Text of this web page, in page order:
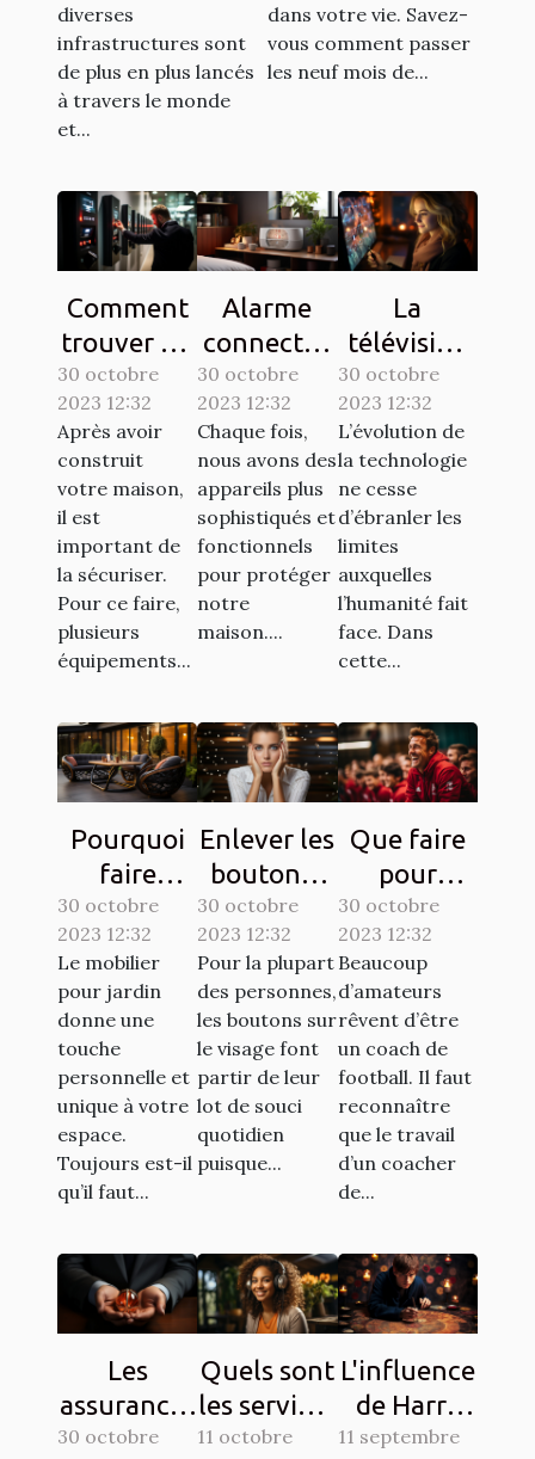
diverses
infrastructures sont
de plus en plus lancés
à travers le monde
et...
dans votre vie. Savez-
vous comment passer
les neuf mois de...
Comment
trouver un
interphone
d’une
bonne
qualité ?
30 octobre
2023 12:32
Après avoir
construit
votre maison,
il est
important de
la sécuriser.
Pour ce faire,
plusieurs
équipements...
Alarme
connectée
: comment
ça
marche ?
30 octobre
2023 12:32
Chaque fois,
nous avons des
appareils plus
sophistiqués et
fonctionnels
pour protéger
notre
maison....
La
télévision
sur une
tablette,
est-elle
possible ?
30 octobre
2023 12:32
L’évolution de
la technologie
ne cesse
d’ébranler les
limites
auxquelles
l’humanité fait
face. Dans
cette...
Pourquoi
faire
confiance
à la société
ATECH
pour son
mobilier de
jardin ?
30 octobre
2023 12:32
Le mobilier
pour jardin
donne une
touche
personnelle et
unique à votre
espace.
Toujours est-il
qu’il faut...
Enlever les
boutons :
comment
s’y
prendre ?
30 octobre
2023 12:32
Pour la plupart
des personnes,
les boutons sur
le visage font
partir de leur
lot de souci
quotidien
puisque...
Que faire
pour
devenir un
bon coach
de
football ?
30 octobre
2023 12:32
Beaucoup
d’amateurs
rêvent d’être
un coach de
football. Il faut
reconnaître
que le travail
d’un coacher
de...
Les
assurances
à souscrire
30 octobre
Quels sont
les services
en ligne
11 octobre
L'influence
de Harry
Potter sur
11 septembre